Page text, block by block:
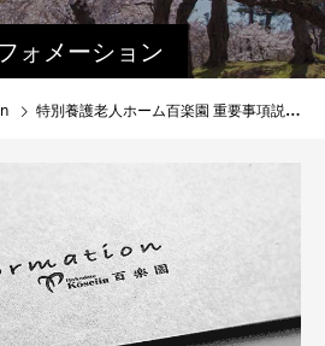
ォメーション
特別養護老人ホーム百楽園 重要事項説明書